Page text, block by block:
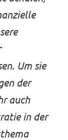
Um sie
der
auch
in der